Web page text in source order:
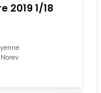
2019 1/18
Norev